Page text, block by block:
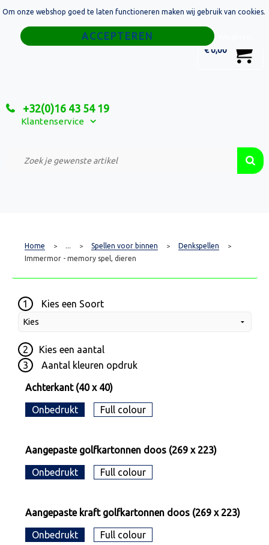
€ 0,00
+32(0)16 43 54 19
Klantenservice
Home
Relatiegeschenken
Custom Made Projecten
Home > ... > Spellen voor binnen > Denkspellen >
Immermor - memory spel, dieren
1 Kies een Soort
2 Kies een aantal
3
Aantal kleuren opdruk
Achterkant (40 x 40)
Onbedrukt Full colour
Aangepaste golfkartonnen doos (269 x 223)
Onbedrukt Full colour
Aangepaste kraft golfkartonnen doos (269 x 223)
Onbedrukt Full colour
Om onze webshop goed te laten functioneren maken wij gebruik van cookies.